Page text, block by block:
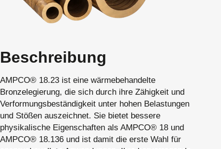
Beschreibung
AMPCO® 18.23 ist eine wärmebehandelte
Bronzelegierung, die sich durch ihre Zähigkeit und
Verformungsbeständigkeit unter hohen Belastungen
und Stößen auszeichnet. Sie bietet bessere
physikalische Eigenschaften als AMPCO® 18 und
AMPCO® 18.136 und ist damit die erste Wahl für